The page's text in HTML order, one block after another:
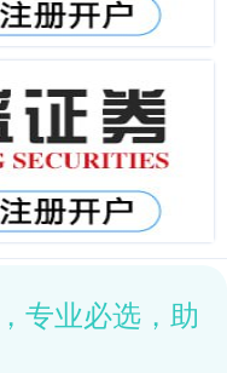
专业必选，助